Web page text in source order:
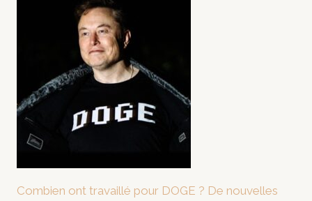
Combien ont travaillé pour DOGE ? De nouvelles